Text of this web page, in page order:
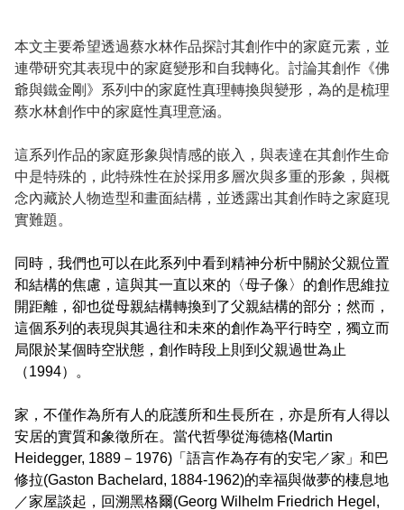
本文主要希望透過蔡水林作品探討其創作中的家庭元素，並
連帶研究其表現中的家庭變形和自我轉化。討論其創作《佛
爺與鐵金剛》系列中的家庭性真理轉換與變形，為的是梳理
蔡水林創作中的家庭性真理意涵。
這系列作品的家庭形象與情感的嵌入，與表達在其創作生命
中是特殊的，此特殊性在於採用多層次與多重的形象，與概
念內藏於人物造型和畫面結構，並透露出其創作時之家庭現
實難題。
同時，我們也可以在此系列中看到精神分析中關於父親位置
和結構的焦慮，這與其一直以來的〈母子像〉的創作思維拉
開距離，卻也從母親結構轉換到了父親結構的部分；然而，
這個系列的表現與其過往和未來的創作為平行時空，獨立而
局限於某個時空狀態，創作時段上則到父親過世為止
（1994）。
家，不僅作為所有人的庇護所和生長所在，亦是所有人得以
安居的實質和象徵所在。當代哲學從海德格(Martin
Heidegger, 1889－1976)「語言作為存有的安宅／家」和巴
修拉(Gaston Bachelard, 1884-1962)的幸福與做夢的棲息地
／家屋談起，回溯黑格爾(Georg Wilhelm Friedrich Hegel,